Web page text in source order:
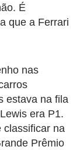
É
que a Ferrari
nas
estava na fila
era P1.
classificar na
Prêmio